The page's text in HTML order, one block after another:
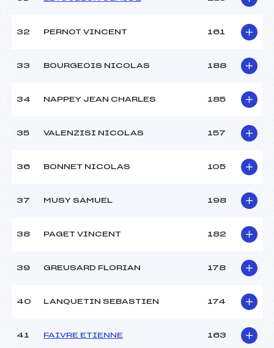
32 PERNOT VINCENT 161
33 BOURGEOIS NICOLAS 188
34 NAPPEY JEAN CHARLES 185
35 VALENZISI NICOLAS 157
36 BONNET NICOLAS 105
37 MUSY SAMUEL 198
38 PAGET VINCENT 182
39 GREUSARD FLORIAN 178
40 LANQUETIN SEBASTIEN 174
41 FAIVRE ETIENNE 163